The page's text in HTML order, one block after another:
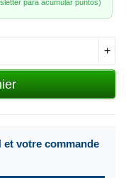
para acumular puntos)
+
et votre commande